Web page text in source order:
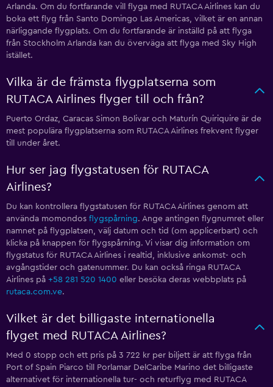
Arlanda. Om du fortfarande vill flyga med RUTACA Airlines kan du
boka ett flyg från Santo Domingo Las Americas, vilket är en annan
närliggande flygplats. Om du fortfarande är inställd på att flyga
från Stockholm Arlanda kan du överväga att flyga med Sky High
istället.
Vilka är de främsta flygplatserna som
RUTACA Airlines flyger till och från?
Puerto Ordaz, Caracas Simon Bolivar och Maturín Quiriquire är de
mest populära flygplatserna som RUTACA Airlines frekvent flyger
till under året.
Hur ser jag flygstatusen för RUTACA
Airlines?
Du kan kontrollera flygstatusen för RUTACA Airlines genom att
använda momondos flygspårning. Ange antingen flygnumret eller
namnet på flygplatsen, välj datum och tid (om applicerbart) och
klicka på knappen för flygspårning. Vi visar dig information om
flygstatus för RUTACA Airlines i realtid, inklusive ankomst- och
avgångstider och gatenummer. Du kan också ringa RUTACA
Airlines på +58 281 520 1400 eller besöka deras webbplats på
rutaca.com.ve.
Vilket är det billigaste internationella
flyget med RUTACA Airlines?
Med 0 stopp och ett pris på 3 722 kr per biljett är att flyga från
Port of Spain Piarco till Porlamar DelCaribe Marino det billigaste
alternativet för internationella tur- och returflyg med RUTACA